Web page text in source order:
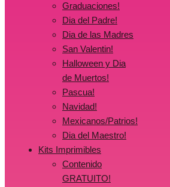
Graduaciones!
Dia del Padre!
Dia de las Madres
San Valentin!
Halloween y Dia
de Muertos!
Pascua!
Navidad!
Mexicanos/Patrios!
Dia del Maestro!
Kits Imprimibles
Contenido
GRATUITO!